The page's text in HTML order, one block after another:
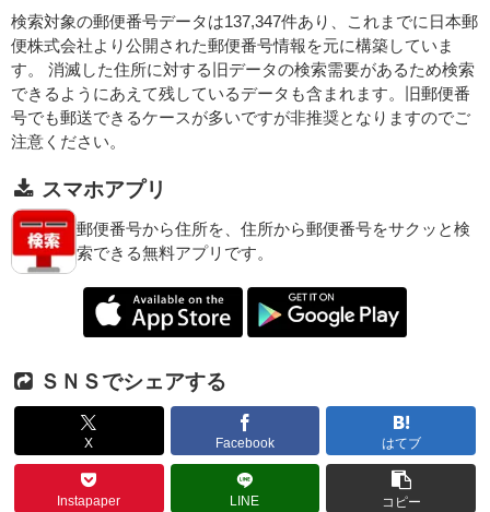
検索対象の郵便番号データは137,347件あり、これまでに日本郵
便株式会社より公開された郵便番号情報を元に構築していま
す。 消滅した住所に対する旧データの検索需要があるため検索
できるようにあえて残しているデータも含まれます。旧郵便番
号でも郵送できるケースが多いですが非推奨となりますのでご
注意ください。
スマホアプリ
郵便番号から住所を、住所から郵便番号をサクッと検
索できる無料アプリです。
ＳＮＳでシェアする
X Facebook はてブ
Instapaper LINE コピー